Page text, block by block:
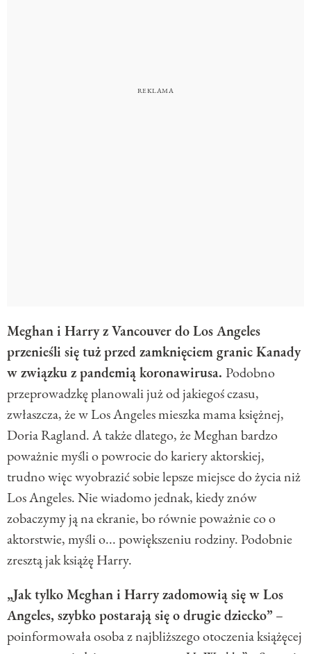
Meghan i Harry z Vancouver do Los Angeles
przenieśli się tuż przed zamknięciem granic Kanady
w związku z pandemią koronawirusa. Podobno
przeprowadzkę planowali już od jakiegoś czasu,
zwłaszcza, że w Los Angeles mieszka mama księżnej,
Doria Ragland. A także dlatego, że Meghan bardzo
poważnie myśli o powrocie do kariery aktorskiej,
trudno więc wyobrazić sobie lepsze miejsce do życia niż
Los Angeles. Nie wiadomo jednak, kiedy znów
zobaczymy ją na ekranie, bo równie poważnie co o
aktorstwie, myśli o... powiększeniu rodziny. Podobnie
zresztą jak książę Harry.
„Jak tylko Meghan i Harry zadomowią się w Los
Angeles, szybko postarają się o drugie dziecko” –
poinformowała osoba z najbliższego otoczenia książęcej